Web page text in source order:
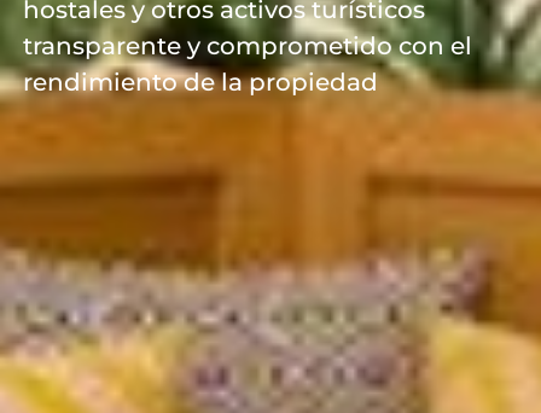
hostales y otros activos turísticos
transparente y comprometido con el
rendimiento de la propiedad